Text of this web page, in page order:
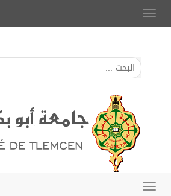
Toggle
navigation
Toggle